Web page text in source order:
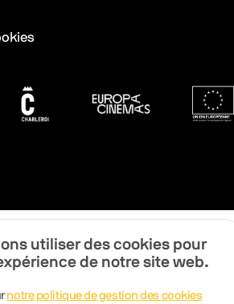
Wallonie-Bruxelles
Ville de CharleroiEuropa Cinemas
utiliser des cookies pour
de notre site web.
notre politique de gestion des cookies